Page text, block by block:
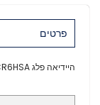
פרטים
היידיאה פלג CR6HSA